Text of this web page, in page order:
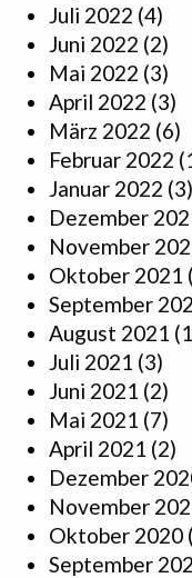
Juli 2022 (4)
Juni 2022 (2)
Mai 2022 (3)
April 2022 (3)
März 2022 (6)
Februar 2022
Januar 2022 (3)
Dezember
November
Oktober 2021
September
August 2021
Juli 2021 (3)
Juni 2021 (2)
Mai 2021 (7)
April 2021 (2)
Dezember
November
Oktober 2020
September